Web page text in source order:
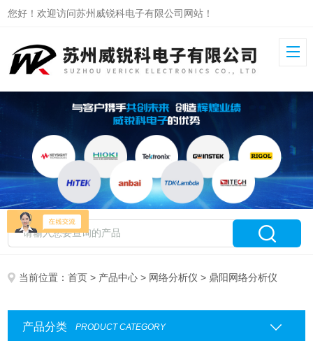
您好！欢迎访问苏州威锐科电子有限公司网站！
当前位置：首页 > 产品中心 > 网络分析仪 > 鼎阳网络分析仪
产品分类 PRODUCT CATEGORY